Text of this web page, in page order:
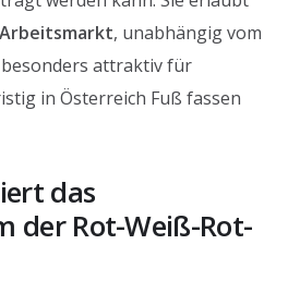
, unabhängig vom
attraktiv für
in Österreich Fuß fassen
das
der Rot-Weiß-Rot-